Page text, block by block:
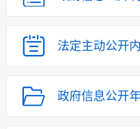
法定主动公开
政府信息公开